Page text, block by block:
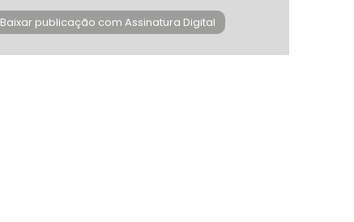
Baixar publicação com Assinatura Digital